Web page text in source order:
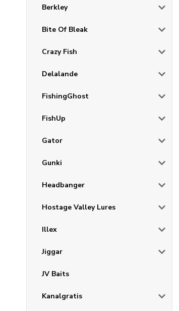
Berkley
Bite Of Bleak
Crazy Fish
Delalande
FishingGhost
FishUp
Gator
Gunki
Headbanger
Hostage Valley Lures
Illex
Jiggar
JV Baits
Kanalgratis